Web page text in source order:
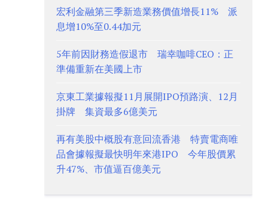
宏利金融第三季新造業務價值增長11% 派
息增10%至0.44加元
5年前因財務造假退市 瑞幸咖啡CEO：正
準備重新在美國上市
京東工業據報擬11月展開IPO預路演、12月
掛牌 集資最多6億美元
再有美股中概股有意回流香港 特賣電商唯
品會據報擬最快明年來港IPO 今年股價累
升47%、市值逼百億美元